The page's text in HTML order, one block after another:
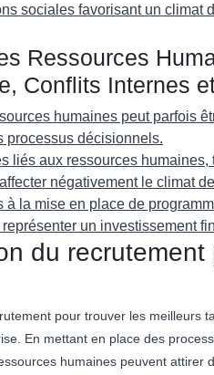
sociales favorisant un climat
Ressources
Conflits Internes
humaines peut parfois
processus décisionnels.
liés aux ressources
négativement le climat
à la mise en place de
un investissement
du
pour trouver les meilleurs
En mettant en place des
humaines peuvent attirer